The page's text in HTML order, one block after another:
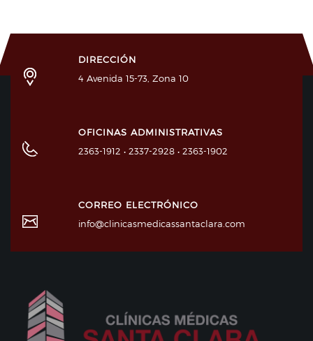
DIRECCIÓN
4 Avenida 15-73, Zona 10
OFICINAS ADMINISTRATIVAS
2363-1912 • 2337-2928 • 2363-1902
CORREO ELECTRÓNICO
info@clinicasmedicassantaclara.com